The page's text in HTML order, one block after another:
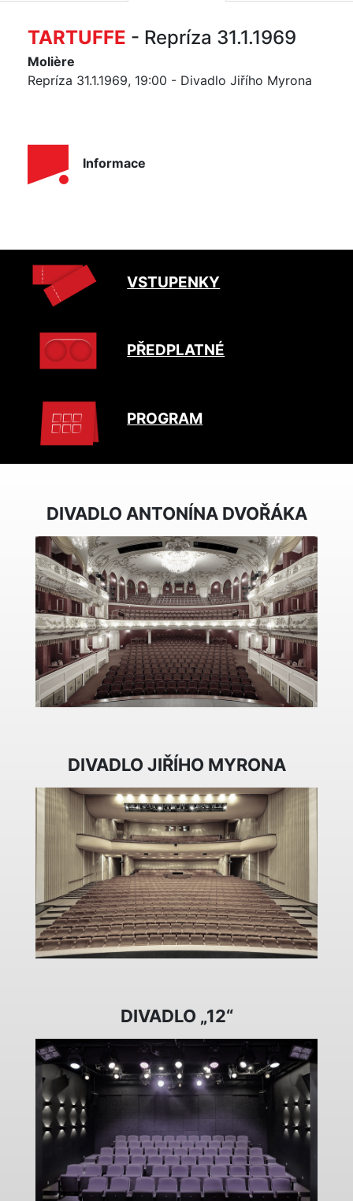
TARTUFFE - Repríza 31.1.1969
Molière
Repríza 31.1.1969, 19:00 - Divadlo Jiřího Myrona
Informace
VSTUPENKY
PŘEDPLATNÉ
PROGRAM
DIVADLO ANTONÍNA DVOŘÁKA
DIVADLO JIŘÍHO MYRONA
DIVADLO „12“